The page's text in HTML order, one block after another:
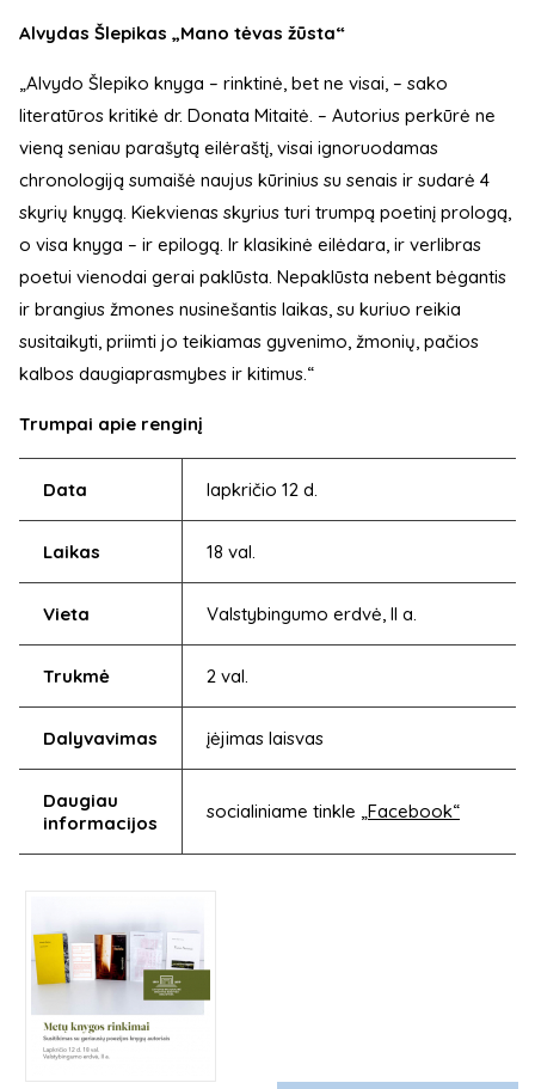
Alvydas Šlepikas „Mano tėvas žūsta“
„Alvydo Šlepiko knyga – rinktinė, bet ne visai, – sako
literatūros kritikė dr. Donata Mitaitė. – Autorius perkūrė ne
vieną seniau parašytą eilėraštį, visai ignoruodamas
chronologiją sumaišė naujus kūrinius su senais ir sudarė 4
skyrių knygą. Kiekvienas skyrius turi trumpą poetinį prologą,
o visa knyga – ir epilogą. Ir klasikinė eilėdara, ir verlibras
poetui vienodai gerai paklūsta. Nepaklūsta nebent bėgantis
ir brangius žmones nusinešantis laikas, su kuriuo reikia
susitaikyti, priimti jo teikiamas gyvenimo, žmonių, pačios
kalbos daugiaprasmybes ir kitimus.“
Trumpai apie renginį
Data lapkričio 12 d.
Laikas 18 val.
Vieta Valstybingumo erdvė, II a.
Trukmė 2 val.
Dalyvavimas įėjimas laisvas
Daugiau
informacijos
socialiniame tinkle „Facebook“